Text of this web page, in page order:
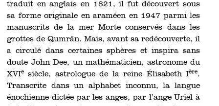
traduit en anglais en 1821, il fut découvert sous
sa forme originale en araméen en 1947 parmi les
manuscrits de la mer Morte conservés dans les
grottes de Qumrân. Mais, avant sa redécouverte, il
a circulé dans certaines sphères et inspira sans
doute John Dee, un mathématicien, astronome du
XVIe siècle, astrologue de la reine Élisabeth Ière.
Transcrite dans un alphabet inconnu, la langue
énochienne dictée par les anges, par l’ange Uriel à